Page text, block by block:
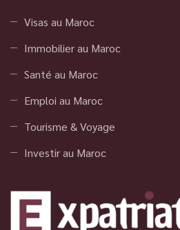
Visas au Maroc
Immobilier au Maroc
Santé au Maroc
Emploi au Maroc
Tourisme & Voyage
Investir au Maroc